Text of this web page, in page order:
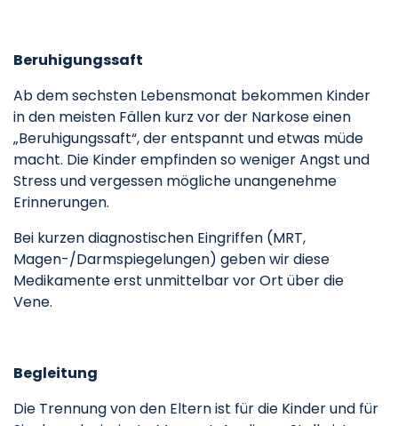
Beruhigungssaft
Ab dem sechsten Lebensmonat bekommen Kinder
in den meisten Fällen kurz vor der Narkose einen
„Beruhigungssaft“, der entspannt und etwas müde
macht. Die Kinder empfinden so weniger Angst und
Stress und vergessen mögliche unangenehme
Erinnerungen.
Bei kurzen diagnostischen Eingriffen (MRT,
Magen-/Darmspiegelungen) geben wir diese
Medikamente erst unmittelbar vor Ort über die
Vene.
Begleitung
Die Trennung von den Eltern ist für die Kinder und für